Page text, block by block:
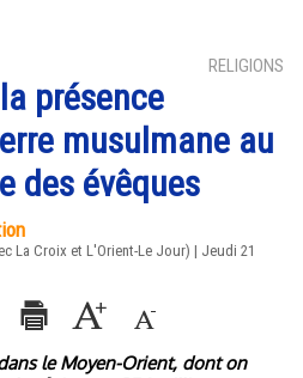
RELIGIONS
présence
musulmane au
des évêques
La Croix et L'Orient-Le Jour) | Jeudi 21
le Moyen-Orient, dont on